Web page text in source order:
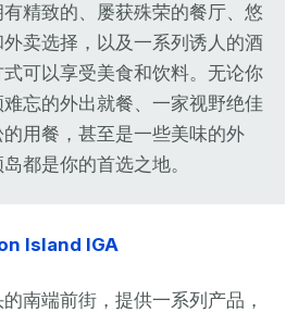
精致的、屡获殊荣的餐厅、悠
卖选择，以及一系列诱人的酒
可以享受美食和饮料。无论你
忘的外出就餐、一家视野绝佳
用餐，甚至是一些美味的外
都是你的首选之地。
Island IGA
南端前街，提供一系列产品，